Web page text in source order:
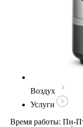
Воздух
Услуги
Время работы: Пн-